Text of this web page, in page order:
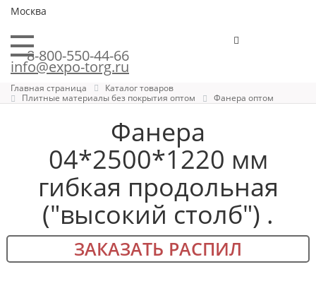
Москва
8-800-550-44-66
info@expo-torg.ru
Главная страница
Каталог товаров
Плитные материалы без покрытия оптом
Фанера оптом
Фанера
04*2500*1220 мм
гибкая продольная
("высокий столб") .
ЗАКАЗАТЬ РАСПИЛ